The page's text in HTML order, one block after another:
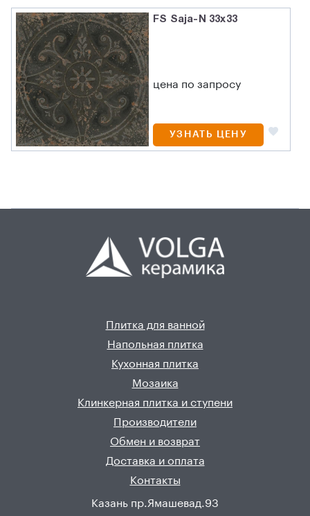
FS Saja-N 33x33
цена по запросу
УЗНАТЬ ЦЕНУ
Плитка для ванной
Напольная плитка
Кухонная плитка
Мозаика
Клинкерная плитка и ступени
Производители
Обмен и возврат
Доставка и оплата
Контакты
Казань пр.Ямашевад.93